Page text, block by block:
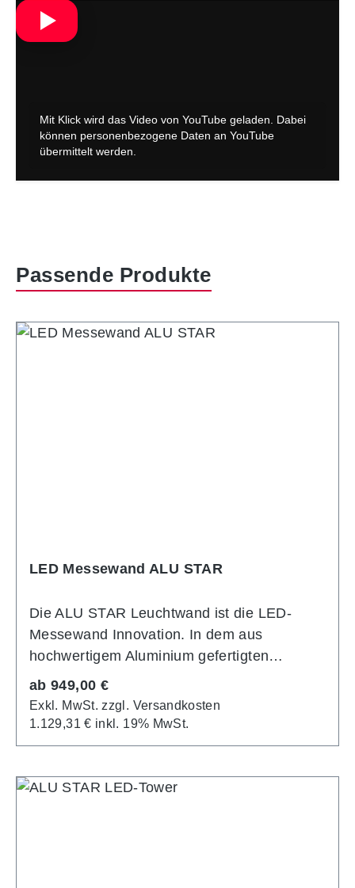
Produktgalerie überspringen
Passende Produkte
LED Messewand ALU STAR
Die ALU STAR Leuchtwand ist die LED-
Messewand Innovation. In dem aus
hochwertigem Aluminium gefertigten
Systemprofil befinden sich vormontierte
Power-LEDs. Diese Aluminiumprofile lassen
sich einfach zu einem variablen
leuchtender Messestand entsteht. Dank der
Regulärer Preis:
ab 949,00 €
Exkl. MwSt. zzgl. Versandkosten
1.129,31 € inkl. 19% MwSt.